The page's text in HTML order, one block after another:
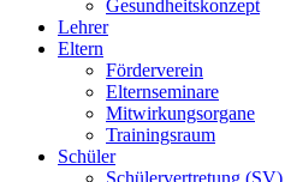
Gesundheitskonzept
Lehrer
Eltern
Förderverein
Elternseminare
Mitwirkungsorgane
Trainingsraum
Schüler
Schülervertretung (SV)